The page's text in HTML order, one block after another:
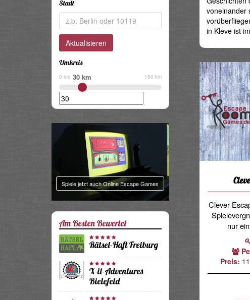
Stadt
Umkreis
0 km 150 km
30 km
Spiele jetzt auch Online Escape Games
Am Besten Bewertet
Rätsel-Haft Freiburg
X-it-Adventures
Bielefeld
voneinander
in Kleve ist
Clever
nur
Preis: